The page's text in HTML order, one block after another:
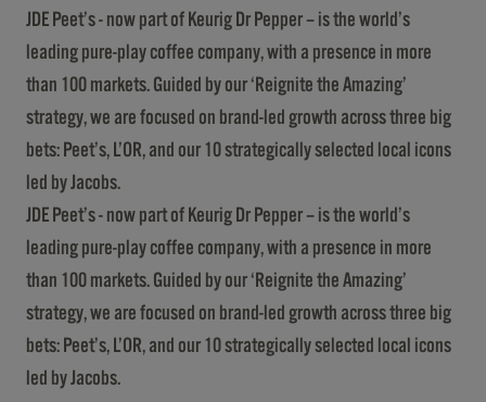
JDE Peet’s - now part of Keurig Dr Pepper – is the world’s
leading pure-play coffee company, with a presence in more
than 100 markets. Guided by our ‘Reignite the Amazing’
strategy, we are focused on brand-led growth across three big
bets: Peet’s, L’OR, and our 10 strategically selected local icons
led by Jacobs.
JDE Peet’s - now part of Keurig Dr Pepper – is the world’s
leading pure-play coffee company, with a presence in more
than 100 markets. Guided by our ‘Reignite the Amazing’
strategy, we are focused on brand-led growth across three big
bets: Peet’s, L’OR, and our 10 strategically selected local icons
led by Jacobs.